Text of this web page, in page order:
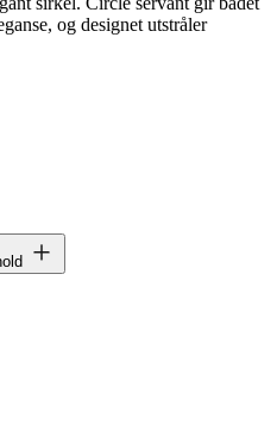
og designet utstråler